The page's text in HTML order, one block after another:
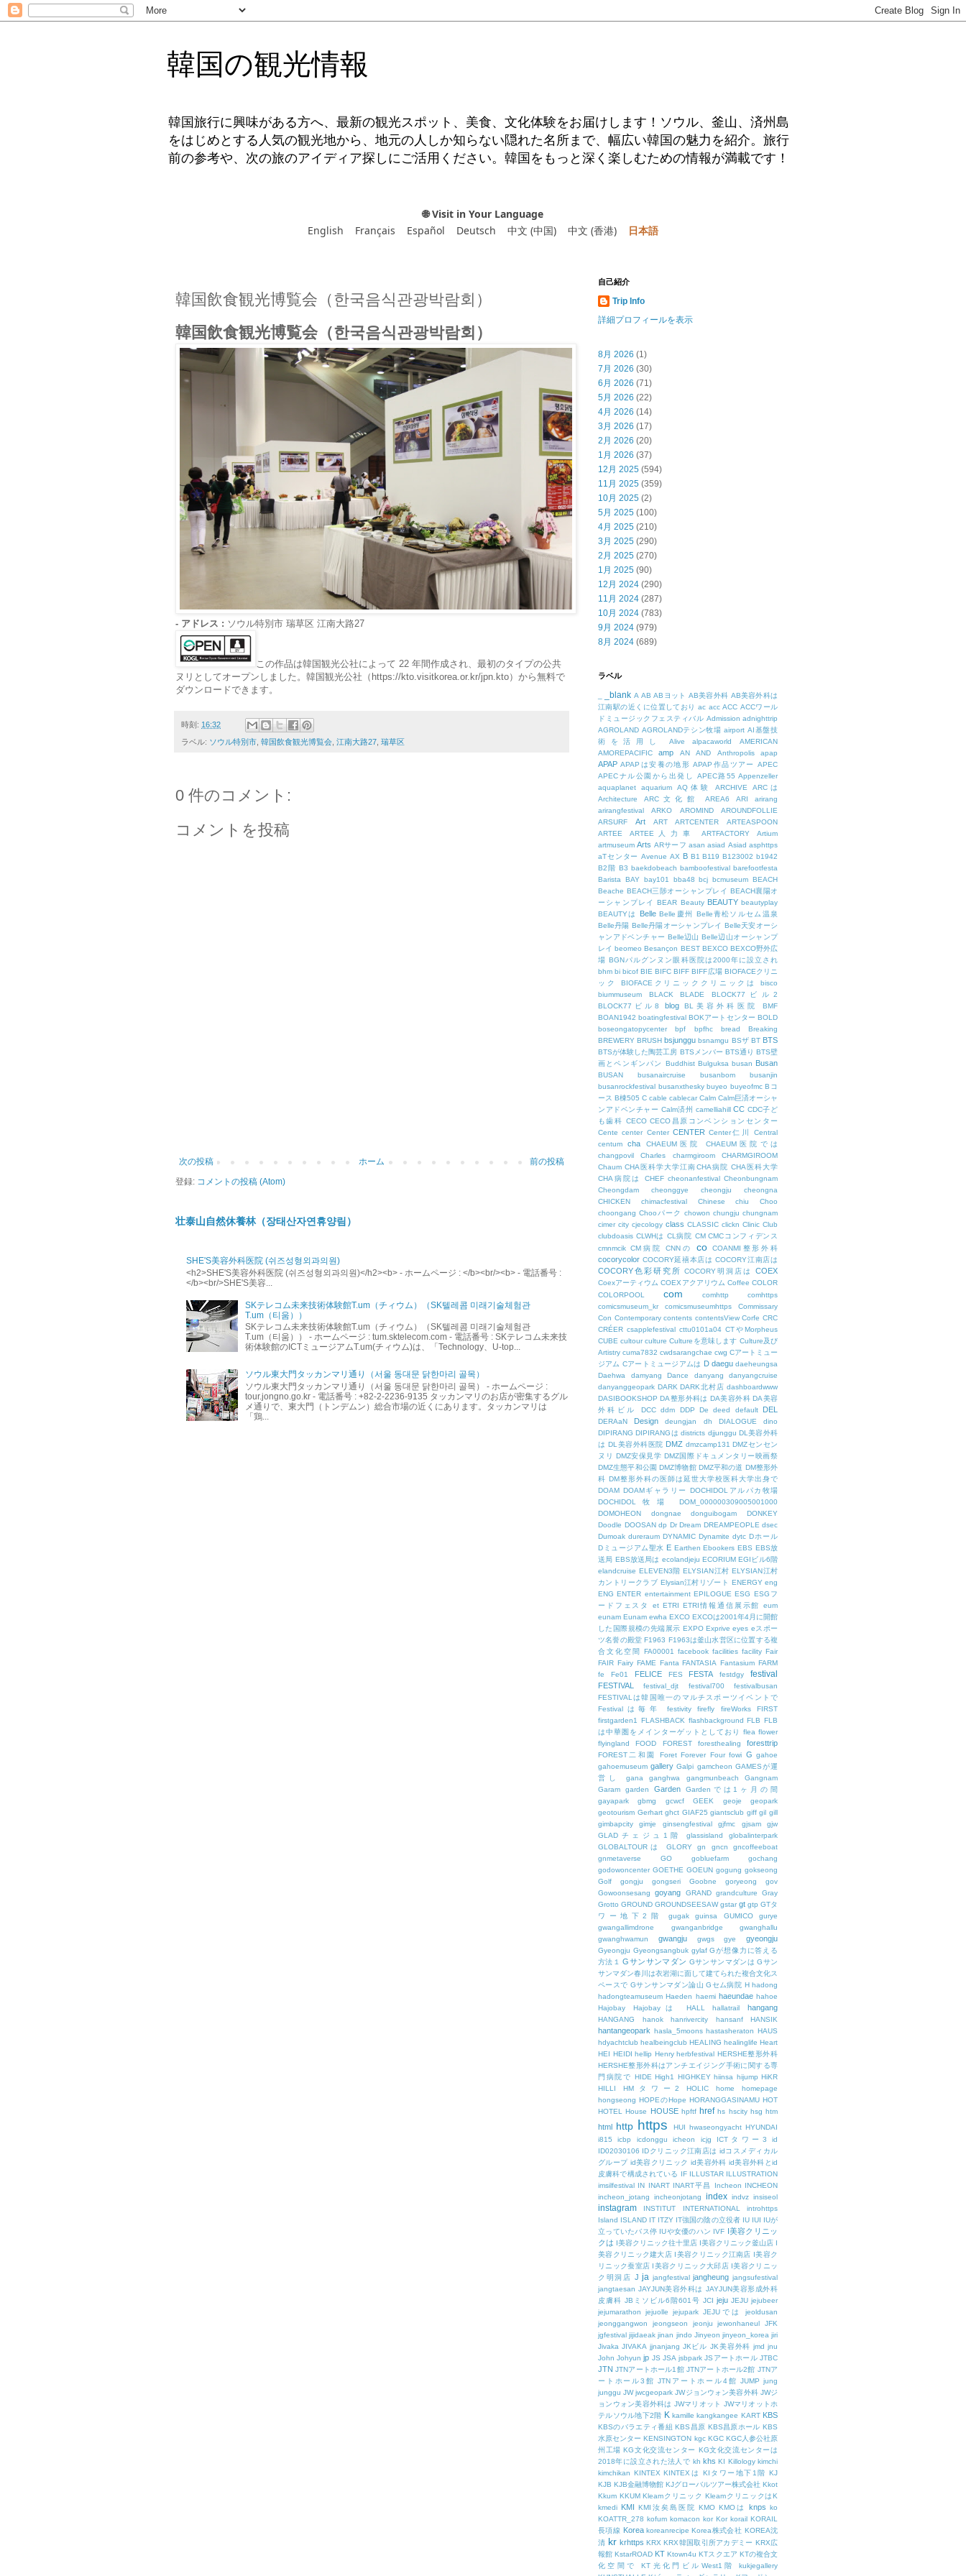
韓国の観光情報
韓国旅行に興味がある方へ、最新の観光スポット、美食、文化体験をお届けします！ソウル、釜山、済州島
をはじめとする人気の観光地から、地元の人しか知らない隠れた名所まで、幅広い韓国の魅力を紹介。旅行
前の参考や、次の旅のアイディア探しにご活用ください。韓国をもっと深く楽しむための情報が満載です！
🌐 Visit in Your Language
English
Français Español Deutsch 中文 (中国) 中文 (香港) 日本語
韓国飲食観光博覧会（한국음식관광박람회）
韓国飲食観光博覧会（한국음식관광박람회）
- アドレス : ソウル特別市 瑞草区 江南大路27
この作品は韓国観光公社によって 22 年間作成され、最初のタイプの公共
ヌリとしてオープンしました。韓国観光公社（https://kto.visitkorea.or.kr/jpn.kto）から無料で
ダウンロードできます。
時刻: 16:32
ラベル: ソウル特別市 韓国飲食観光博覧会 江南大路27 瑞草区
0 件のコメント:
コメントを投稿
次の投稿 前の投稿
ホーム
登録: コメントの投稿 (Atom)
壮泰山自然休養林（장태산자연휴양림）
SHE'S美容外科医院 (쉬즈성형외과의원)
<h2>SHE'S美容外科医院 (쉬즈성형외과의원)</h2><b> - ホームページ : </b><br/><b> - 電話番号 :
</b><br/>SHE'S美容...
SKテレコム未来技術体験館T.um（チィウム）（SK텔레콤 미래기술체험관
T.um（티움））
SKテレコム未来技術体験館T.um（チィウム）（SK텔레콤 미래기술체험관
T.um（티움）） - ホームページ : tum.sktelecom.com - 電話番号 : SKテレコム未来技
術体験館のICTミュージアムT.um(チィウム)は、「Technology、U-top...
ソウル東大門タッカンマリ通り（서울 동대문 닭한마리 골목）
ソウル東大門タッカンマリ通り（서울 동대문 닭한마리 골목） - ホームページ :
tour.jongno.go.kr - 電話番号 : +82-2-2236-9135 タッカンマリのお店が密集するグル
メ通りで、東大門（トンデムン）総合市場の近くにあります。タッカンマリは
「鶏...
自己紹介
Trip Info
詳細プロフィールを表示
8月 2026 (1)
7月 2026 (30)
6月 2026 (71)
5月 2026 (22)
4月 2026 (14)
3月 2026 (17)
2月 2026 (20)
1月 2026 (37)
12月 2025 (594)
11月 2025 (359)
10月 2025 (2)
5月 2025 (100)
4月 2025 (210)
3月 2025 (290)
2月 2025 (270)
1月 2025 (90)
12月 2024 (290)
11月 2024 (287)
10月 2024 (783)
9月 2024 (979)
8月 2024 (689)
ラベル
_blank A AB ABヨット AB美容外科 AB美容外科は
江南駅の近くに位置しており ac acc ACC ACCワール
ドミュージックフェスティバル Admission adnighttrip
AGROLAND AGROLANDテシン牧場 airport AI基盤技
術を活用し
Alive alpacaworld
AMERICAN
AMOREPACIFIC
amp AN AND Anthropolis apap
APAP APAPは安養の地形 APAP作品ツアー
APEC
APECナル公園から出発し
APEC路55 Appenzeller
aquaplanet
aquarium AQ体験 ARCHIVE
ARCは
Architecture
ARC文化館 AREA6 ARI
arirang
arirangfestival
ARKO AROMIND
AROUNDFOLLIE
ARSURF
Art ART ARTCENTER
ARTEASPOON
ARTEE
ARTEE人力車 ARTFACTORY
Artium
artmuseum Arts ARサーフ asan asiad Asiad asphttps
aTセンター Avenue AX B B1 B119 B123002 b1942
B2階 B3 baekdobeach bamboofestival barefootfesta
Barista
BAY bay101 bba48 bcj bcmuseum BEACH
Beache BEACH三陟オーシャンプレイ BEACH襄陽オ
ーシャンプレイ
BEAR Beauty BEAUTY beautyplay
BEAUTYは
Belle Belle慶州
Belle青松ソルセム温泉
Belle丹陽 Belle丹陽オーシャンプレイ Belle天安オーシ
ャンアドベンチャー Belle辺山 Belle辺山オーシャンプ
レイ beomeo Besançon BEST BEXCO BEXCO野外広
場 BGNパルグンヌン眼科医院は2000年に設立され
bhm bi bicof BIE BIFC BIFF BIFF広場 BIOFACEクリニ
ック
BIOFACEクリニッククリニックは
bisco
biummuseum
BLACK BLADE
BLOCK77ビル2
BLOCK77ビル8
blog BL美容外科医院
BMF
BOAN1942 boatingfestival BOKアートセンター BOLD
boseongatopycenter
bpf bpfhc bread
Breaking
BREWERY BRUSH bsjunggu bsnamgu BSザ BT BTS
BTSが体験した陶芸工房 BTSメンバー BTS通り BTS壁
画とペンギンパン
Buddhist Bulguksa busan Busan
BUSAN busanaircruise busanbom
busanjin
busanrockfestival busanxthesky buyeo buyeofmc Bコ
ース B棟505 C cable cablecar Calm Calm巨済オーシャ
ンアドベンチャー Calm済州 camelliahill CC CDC子ど
も歯科 CECO CECO昌原コンベンションセンター
Cente center Center CENTER Center仁川
Central
centum
cha CHAEUM医院
CHAEUM医院では
changpovil
Charles charmgiroom
CHARMGIROOM
Chaum CHA医科学大学江南CHA病院 CHA医科大学
CHA病院は
CHEF cheonanfestival Cheonbungnam
Cheongdam
cheonggye cheongju
cheongna
CHICKEN
chimacfestival Chinese chiu
Choo
choongang Chooパーク chowon chungju chungnam
cimer city cjecology class CLASSIC clickn Clinic Club
clubdoasis CLWHは CL病院 CM CMCコンフィデンス
cmnmcik CM病院 CNNの co COANMI整形外科
cocorycolor COCORY延禧本店は COCORY江南店は
COCORY色彩研究所 COCORY明洞店は COEX
Coexアーティウム COEXアクアリウム Coffee COLOR
COLORPOOL
com comhttp
comhttps
comicsmuseum_kr
comicsmuseumhttps
Commissary
Con Contemporary contents contentsView Corfe CRC
CRÉER csapplefestival cttu0101a04 CTやMorpheus
CUBE cultour culture Cultureを意味します Culture及び
Artistry cuma7832 cwdsarangchae cwg Cアートミュー
ジアム Cアートミュージアムは D daegu daeheungsa
Daehwa
damyang Dance danyang
danyangcruise
danyanggeopark DARK DARK北村店 dashboardwww
DASIBOOKSHOP DA整形外科は DA美容外科 DA美容
外科ビル
DCC ddm DDP De deed default DEL
DERAaN Design deungjan dh DIALOGUE
dino
DIPIRANG DIPIRANGは districts djjunggu DL美容外科
は DL美容外科医院 DMZ dmzcamp131 DMZセンセン
ヌリ DMZ安保見学 DMZ国際ドキュメンタリー映画祭
DMZ生態平和公園 DMZ博物館 DMZ平和の道 DM整形外
科 DM整形外科の医師は延世大学校医科大学出身で
DOAM DOAMギャラリー
DOCHIDOLアルパカ牧場
DOCHIDOL牧場
DOM_000000309005001000
DOMOHEON
dongnae donguibogam
DONKEY
Doodle DOOSAN dp Dr Dream DREAMPEOPLE dsec
Dumoak dureraum DYNAMIC Dynamite dytc Dホール
Dミュージアム聖水 E Earthen Ebookers EBS EBS放
送局 EBS放送局は ecolandjeju ECORIUM EGIビル6階
elandcruise ELEVEN3階 ELYSIAN江村 ELYSIAN江村
カントリークラブ Elysian江村リゾート ENERGY eng
ENG ENTER entertainment EPILOGUE ESG ESGフ
ードフェスタ
et ETRI ETRI情報通信展示館
eum
eunam Eunam ewha EXCO EXCOは2001年4月に開館
した国際規模の先端展示 EXPO Exprive eyes eスポー
ツ名誉の殿堂 F1963 F1963は釜山水営区に位置する複
合文化空間
FA00001 facebook facilities facility Fair
FAIR Fairy FAME Fanta FANTASIA Fantasium FARM
fe
Fe01 FELICE FES FESTA festdgy festival
FESTIVAL festival_djt festival700
festivalbusan
FESTIVALは韓国唯一のマルチスポーツイベントで
Festivalは毎年
festivity firefly fireWorks
FIRST
firstgarden1
FLASHBACK flashbackground FLB FLB
は中華圏をメインターゲットとしており
flea flower
flyingland
FOOD FOREST foresthealing foresttrip
FOREST二和園 Foret Forever Four fowi G gahoe
gahoemuseum gallery Galpi gamcheon GAMESが運
営し
gana ganghwa gangmunbeach
Gangnam
Garam
garden Garden
Gardenでは1ヶ月の間
gayapark
gbmg gcwcf GEEK geoje
geopark
geotourism Gerhart ghct GIAF25 giantsclub giff gil gill
gimbapcity
gimje ginsengfestival gjfmc gjsam
gjw
GLADチェジュ1階
glassisland
globalinterpark
GLOBALTOURは
GLORY gn gncn
gncoffeeboat
gnmetaverse
GO gobluefarm
gochang
godowoncenter GOETHE GOEUN gogung gokseong
Golf
gongju gongseri Goobne goryeong
gov
Gowoonsesang
goyang GRAND grandculture
Gray
Grotto GROUND GROUNDSEESAW gstar gt gtp GTタ
ワー地下2階
gugak guinsa GUMICO
gurye
gwangallimdrone
gwanganbridge
gwanghallu
gwanghwamun
gwangju gwgs gye gyeongju
Gyeongju Gyeongsangbuk gylaf Gが想像力に答える
方法１
Gサンサンマダン Gサンサンマダンは Gサン
サンマダン春川は衣岩湖に面して建てられた複合文化ス
ペースで Gサンサンマダン論山 Gセム病院 H hadong
hadongteamuseum Haeden haemi haeundae hahoe
Hajobay
Hajobayは HALL hallatrail hangang
HANGANG hanok hanrivercity hansanf HANSIK
hantangeopark hasla_5moons hastasheraton HAUS
hdyachtclub healbeingclub HEALING healinglife Heart
HEI HEIDI hellip Henry herbfestival HERSHE整形外科
HERSHE整形外科はアンチエイジング手術に関する専
門病院で HIDE High1 HIGHKEY hiinsa hijump HiKR
HILLI
HMタワー2 HOLIC home
homepage
hongseong HOPEのHope HORANGGASINAMU HOT
HOTEL
House HOUSE hpftf href hs hscity hsg htm
html http https HUI hwaseongyacht HYUNDAI
i815
icbp icdonggu icheon icjg ICTタワー3
id
ID02030106 IDクリニック江南店は idコスメディカル
グループ id美容クリニック id美容外科 id美容外科とid
皮膚科で構成されている IF ILLUSTAR ILLUSTRATION
imsilfestival IN INART INART平昌 Incheon INCHEON
incheon_jotang
incheonjotang index indvz insiseol
instagram INSTITUT INTERNATIONAL
introhttps
Island ISLAND IT ITZY IT強国の陰の立役者 IU IUI IUが
立っていたバス停 IUや女優のハン IVF I美容クリニッ
クは I美容クリニック往十里店 I美容クリニック釜山店 I
美容クリニック建大店 I美容クリニック江南店 I美容ク
リニック蚕室店 I美容クリニック大邱店 I美容クリニッ
ク明洞店 J ja jangfestival jangheung jangsufestival
jangtaesan JAYJUN美容外科は JAYJUN美容形成外科
皮膚科 JBミソビル6階601号 JCI jeju JEJU jejubeer
jejumarathon
jejuolle jejupark JEJUでは
jeoldusan
jeonggangwon
jeongseon jeonju jewonhaneul
JFK
jgfestival jijidaeak jinan jindo Jinyeon jinyeon_korea jiri
Jivaka JIVAKA jjnanjang JKビル JK美容外科 jmd jnu
John Johyun jp JS JSA jsbpark JSアートホール JTBC
JTN JTNアートホール1館 JTNアートホール2館 JTNア
ートホール3館 JTNアートホール4館 JUMP jung
junggu JW jwcgeopark JWジョンウォン美容外科 JWジ
ョンウォン美容外科は JWマリオット JWマリオットホ
テルソウル地下2階 K kamille kangkangee KART KBS
KBSのバラエティ番組 KBS昌原 KBS昌原ホール KBS
水原センター KENSINGTON kgc KGC KGC人参公社原
州工場 KG文化交流センター KG文化交流センターは
2018年に設立された法人で kh khs KI Killology kimchi
kimchikan KINTEX KINTEXは KIタワー地下1階 KJ
KJB KJB金融博物館 KJグローバルツアー株式会社 Kkot
Kkum KKUM Kleamクリニック KleamクリニックはK
kmedi KMI KMI汝矣島医院 KMO KMOは knps ko
KOATTR_278 kofum komacon kor Kor korail KORAIL
長項線 Korea koreanrecipe Korea株式会社 KOREA沈
清 kr krhttps KRX KRX韓国取引所アカデミー KRX広
報館 KstarROAD KT Ktown4u KTスクエア KTの複合文
化空間で
KT光化門ビルWest1階
kukjegallery